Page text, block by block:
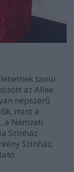
tanúi
az Allee
népszerű
mint a
a Nemzeti
Színház
Színház,